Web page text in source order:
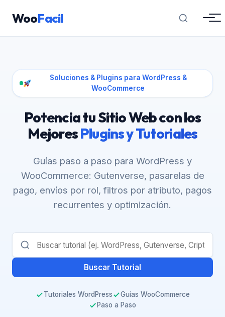
WooFacil
Soluciones & Plugins para WordPress &
WooCommerce
Potencia tu Sitio Web con los
MejoresPlugins y Tutoriales
Guías paso a paso para WordPress y
WooCommerce: Gutenverse, pasarelas de
pago, envíos por rol, filtros por atributo, pagos
recurrentes y optimización.
Buscar Tutorial
Tutoriales WordPress
Guías WooCommerce
Paso a Paso